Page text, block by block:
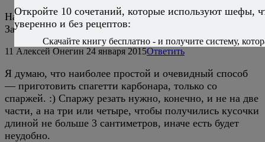
Надеюсь, не очень напрягу Вас этим вопросом.
Заранее спасибо за ответ!
11 Алексей Онегин 24 января 2015Ответить
Я думаю, что наиболее простой и очевидный способ
— приготовить спагетти карбонара, только со
спаржей. :) Спаржу резать нужно, конечно, и не на две
части, а на три или четыре, чтобы получились кусочки
длиной не больше 3 сантиметров, иначе есть будет
неудобно.
Откройте 10 сочетаний, которые используют шефы,
уверенно и без рецептов:
Скачайте книгу бесплатно - и получите систему,